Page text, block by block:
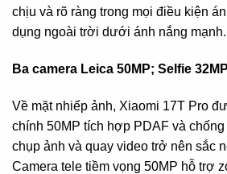
chịu và rõ ràng trong mọi điều kiện
dụng ngoài trời dưới ánh nắng mạnh.
Ba camera Leica 50MP; Selfie
Về mặt nhiếp ảnh, Xiaomi 17T Pro
chính 50MP tích hợp PDAF và
chụp ảnh và quay video trở nên sắc
Camera tele tiềm vọng 50MP hỗ trợ